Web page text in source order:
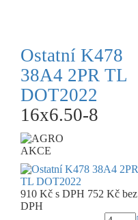
Ostatní K478
38A4 2PR TL
DOT2022
16x6.50-8
AKCE
910 Kč s DPH 752 Kč bez
DPH